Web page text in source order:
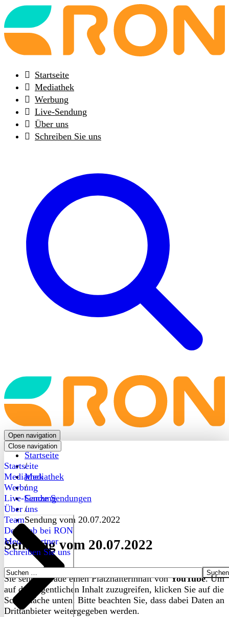
Back
to
frontpage
Startseite
Mediathek
Werbung
Live-Sendung
Über uns
Schreiben Sie uns
Back
to
frontpage
Open navigation
Close navigation
Startseite
Mediathek
Werbung
Live-Sendung
Über uns
Team
Dein Job bei RON
Medienpartner
Schreiben Sie uns
Suchen
nach:
Startseite
/
Mediathek
/
Ganze Sendungen
/
Sendung vom 20.07.2022
Sendung vom 20.07.2022
Sie sehen gerade einen Platzhalterinhalt vonYouTube. Um
auf den eigentlichen Inhalt zuzugreifen, klicken Sie auf die
Schaltfläche unten. Bitte beachten Sie, dass dabei Daten an
Drittanbieter weitergegeben werden.